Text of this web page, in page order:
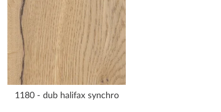
1180 - dub halifax synchro